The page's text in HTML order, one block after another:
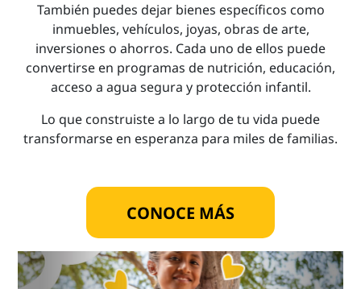
También puedes dejar bienes específicos como
inmuebles, vehículos, joyas, obras de arte,
inversiones o ahorros. Cada uno de ellos puede
convertirse en programas de nutrición, educación,
acceso a agua segura y protección infantil.
Lo que construiste a lo largo de tu vida puede
transformarse en esperanza para miles de familias.
CONOCE MÁS